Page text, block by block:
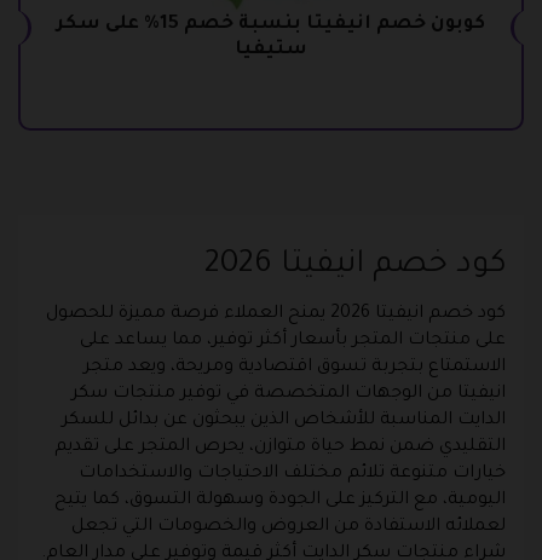
كوبون خصم انيفيتا بنسبة خصم 15% على سكر
ستيفيا
كود خصم انيفيتا 2026
كود خصم انيفيتا 2026 يمنح العملاء فرصة مميزة للحصول
على منتجات المتجر بأسعار أكثر توفير، مما يساعد على
الاستمتاع بتجربة تسوق اقتصادية ومريحة، ويعد متجر
انيفيتا من الوجهات المتخصصة في توفير منتجات سكر
الدايت المناسبة للأشخاص الذين يبحثون عن بدائل للسكر
التقليدي ضمن نمط حياة متوازن، يحرص المتجر على تقديم
خيارات متنوعة تلائم مختلف الاحتياجات والاستخدامات
اليومية، مع التركيز على الجودة وسهولة التسوق، كما يتيح
لعملائه الاستفادة من العروض والخصومات التي تجعل
شراء منتجات سكر الدايت أكثر قيمة وتوفير على مدار العام.